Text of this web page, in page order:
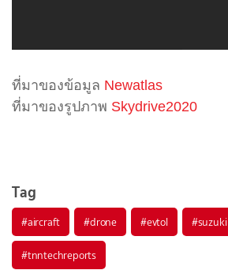
ที่มาของข้อมูล Newatlas
ที่มาของรูปภาพ Skydrive2020
Tag
#aircraft #drone #evtol #suzuki
#tnntechreports